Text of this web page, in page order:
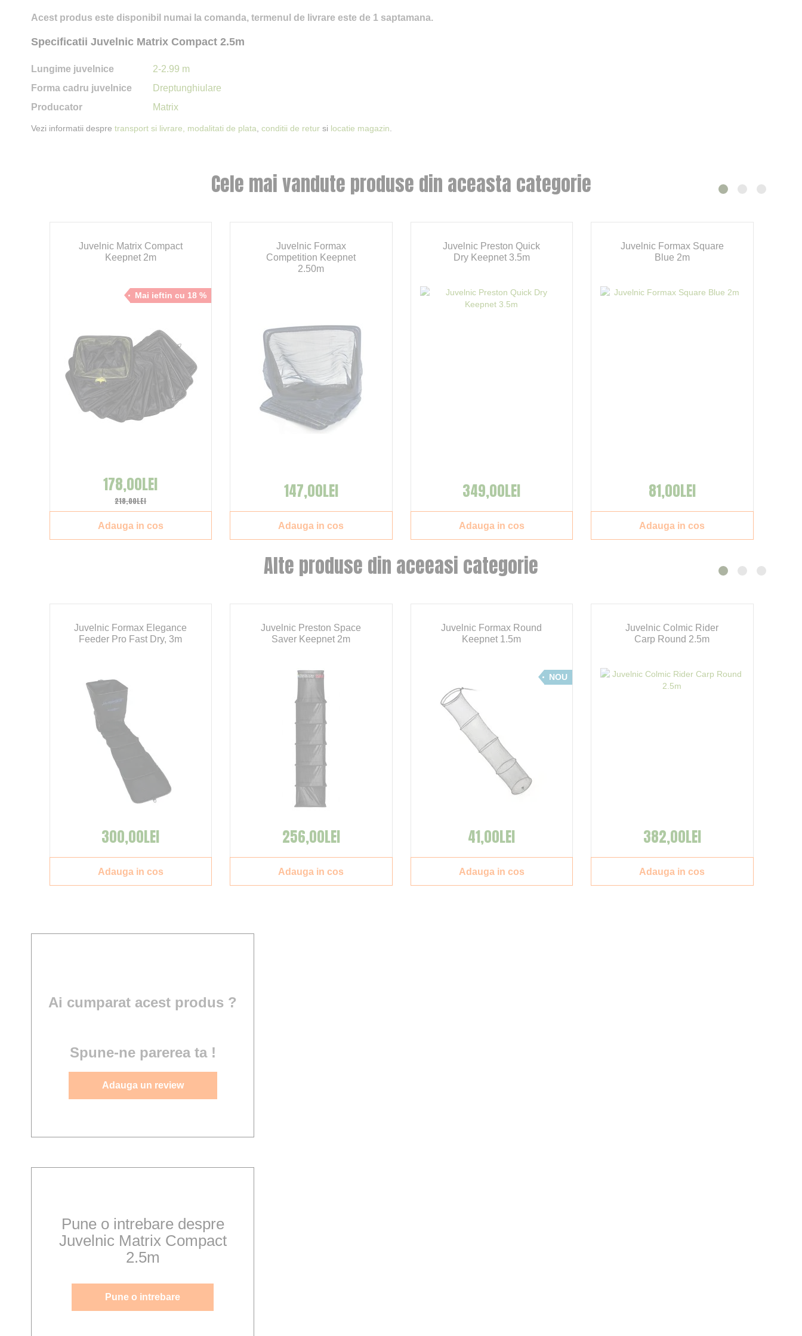
Acest produs este disponibil numai la comanda, termenul de livrare este de 1 saptamana.
Specificatii Juvelnic Matrix Compact 2.5m
Lungime juvelnice
2-2.99 m
Forma cadru juvelnice
Dreptunghiulare
Producator
Matrix
Ai cumparat acest produs ?
Spune-ne parerea ta !
Adauga un review
Vezi informatii despre transport si livrare, modalitati de plata conditii de retur si locatie magazin
Pune o intrebare despre
Juvelnic Matrix Compact
2.5m
Pune o intrebare
Alte produse din aceeasi categorie
Juvelnic Formax Elegance
Feeder Pro Fast Dry, 3m
300,00LEI
Adauga in cos
Juvelnic Preston Space
Saver Keepnet 2m
256,00LEI
Adauga in cos
Juvelnic Formax Round
Keepnet 1.5m
NOU
41,00LEI
Adauga in cos
Juvelnic Colmic Rider
Carp Round 2.5m
382,00LEI
Adauga in cos
Cele mai vandute produse din aceasta categorie
Juvelnic Matrix Compact
Keepnet 2m
Mai ieftin cu 18 %
218,00LEI
178,00LEI
Adauga in cos
Juvelnic Formax
Competition Keepnet
2.50m
147,00LEI
Adauga in cos
Juvelnic Preston Quick
Dry Keepnet 3.5m
349,00LEI
Adauga in cos
Juvelnic Formax Square
Blue 2m
81,00LEI
Adauga in cos